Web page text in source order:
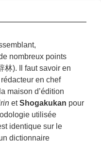
nombreux points
林). Il faut savoir en
en chef
maison d’édition
etShogakukan pour
utilisée
identique sur le
dictionnaire